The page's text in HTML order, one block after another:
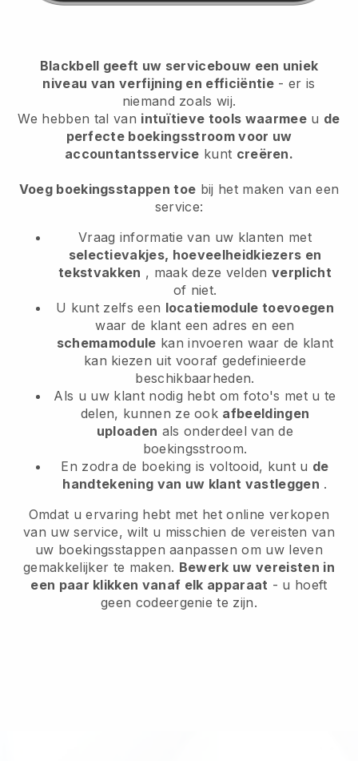
Blackbell geeft uw servicebouw een uniek
niveau van verfijning en efficiëntie- er is
niemand zoals wij.
We hebben tal van intuïtieve tools waarmeeu de
perfecte boekingsstroom voor uw
accountantsservice kunt creëren.
Voeg boekingsstappen toe bij het maken van een
service:
Vraag informatie van uw klanten met
selectievakjes, hoeveelheidkiezers en
tekstvakken , maak deze veldenverplicht
of niet.
U kunt zelfs een locatiemodule toevoegen
waar de klant een adres en een
schemamodule kan invoeren waar de klant
kan kiezen uit vooraf gedefinieerde
beschikbaarheden.
Als u uw klant nodig hebt om foto's met u te
delen, kunnen ze ook afbeeldingen
uploaden als onderdeel van de
boekingsstroom.
En zodra de boeking is voltooid, kunt u de
handtekening van uw klant vastleggen .
Omdat u ervaring hebt met het online verkopen
van uw service, wilt u misschien de vereisten van
uw boekingsstappen aanpassen om uw leven
gemakkelijker te maken. Bewerk uw vereisten in
een paar klikken vanaf elk apparaat - u hoeft
geen codeergenie te zijn.